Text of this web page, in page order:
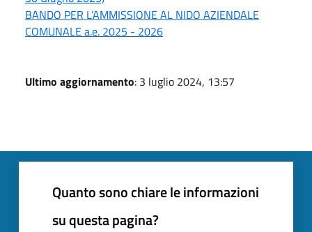
BANDO PER L’AMMISSIONE AL NIDO AZIENDALE
COMUNALE a.e. 2025 - 2026
Ultimo aggiornamento: 3 luglio 2024, 13:57
Quanto sono chiare le informazioni
su questa pagina?